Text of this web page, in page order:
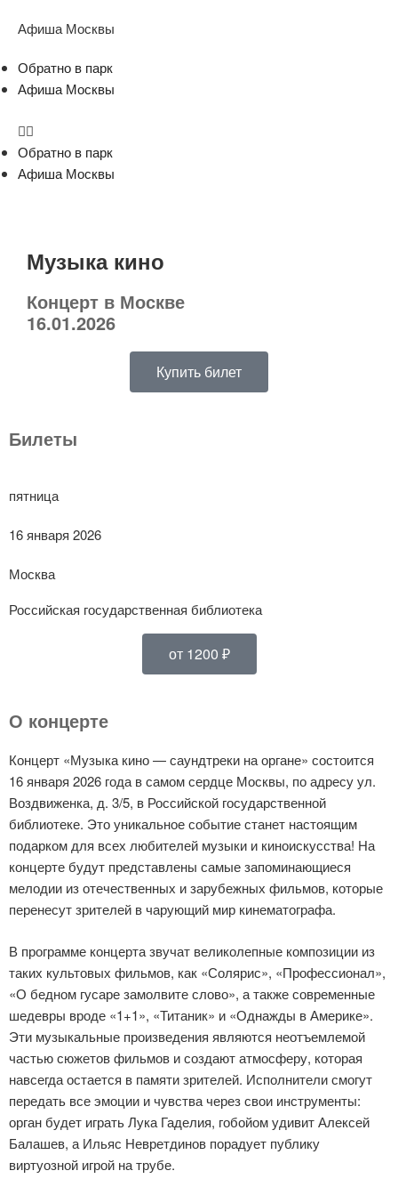
Афиша Москвы
Обратно в парк
Афиша Москвы
Обратно в парк
Афиша Москвы
Музыка кино
Концерт в Москве
16.01.2026
Купить билет
Билеты
пятница
16 января 2026
Москва
Российская государственная библиотека
от 1200 ₽
О концерте
Концерт «Музыка кино — саундтреки на органе» состоится
16 января 2026 года в самом сердце Москвы, по адресу ул.
Воздвиженка, д. 3/5, в Российской государственной
библиотеке. Это уникальное событие станет настоящим
подарком для всех любителей музыки и киноискусства! На
концерте будут представлены самые запоминающиеся
мелодии из отечественных и зарубежных фильмов, которые
перенесут зрителей в чарующий мир кинематографа.
В программе концерта звучат великолепные композиции из
таких культовых фильмов, как «Солярис», «Профессионал»,
«О бедном гусаре замолвите слово», а также современные
шедевры вроде «1+1», «Титаник» и «Однажды в Америке».
Эти музыкальные произведения являются неотъемлемой
частью сюжетов фильмов и создают атмосферу, которая
навсегда остается в памяти зрителей. Исполнители смогут
передать все эмоции и чувства через свои инструменты:
орган будет играть Лука Гаделия, гобойом удивит Алексей
Балашев, а Ильяс Невретдинов порадует публику
виртуозной игрой на трубе.